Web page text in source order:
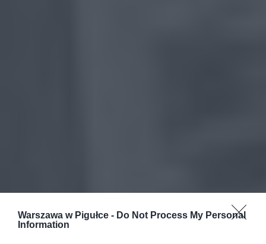
Warszawa w Pigułce - Do Not Process My Personal
Information